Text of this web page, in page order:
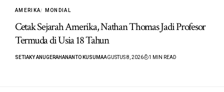
AMERIKA MONDIAL
Cetak Sejarah Amerika, Nathan Thomas Jadi Profesor
Termuda di Usia 18 Tahun
SETIAKY ANUGERAHANANTO KUSUMAAGUSTUS 8, 2026 1 MIN READ